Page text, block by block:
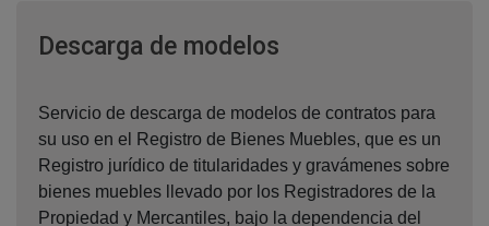
Descarga de modelos
Servicio de descarga de modelos de contratos para
su uso en el Registro de Bienes Muebles, que es un
Registro jurídico de titularidades y gravámenes sobre
bienes muebles llevado por los Registradores de la
Propiedad y Mercantiles, bajo la dependencia del